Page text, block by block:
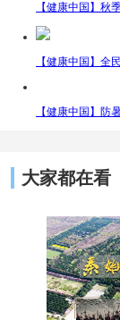
【健康中国】秋
【健康中国】全
【健康中国】防
大家都在看